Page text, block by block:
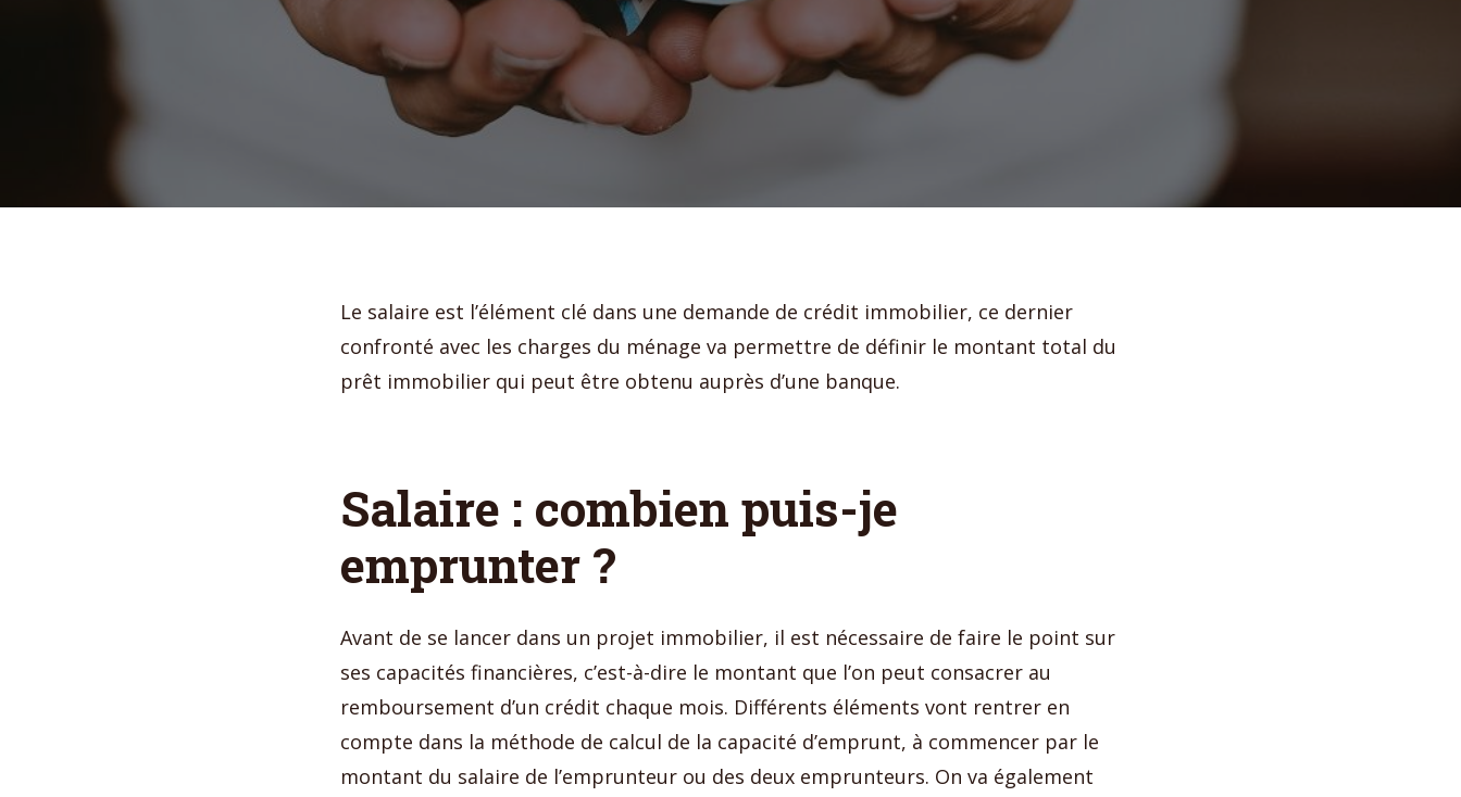
Le salaire est l’élément clé dans une demande de crédit immobilier, ce dernier
confronté avec les charges du ménage va permettre de définir le montant total du
prêt immobilier qui peut être obtenu auprès d’une banque.
Salaire : combien puis-je
emprunter ?
Avant de se lancer dans un projet immobilier, il est nécessaire de faire le point sur
ses capacités financières, c’est-à-dire le montant que l’on peut consacrer au
remboursement d’un crédit chaque mois. Différents éléments vont rentrer en
compte dans la méthode de calcul de la capacité d’emprunt, à commencer par le
montant du salaire de l’emprunteur ou des deux emprunteurs. On va également